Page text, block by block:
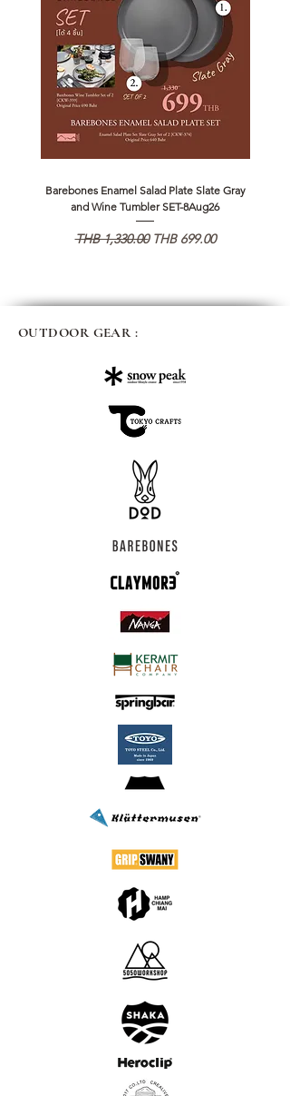
Barebones Enamel Salad Plate Slate Gray
and Wine Tumbler SET-8Aug26
通常価格
THB 1,330.00 セール価格
THB 699.00
OUTDOOR GEAR :